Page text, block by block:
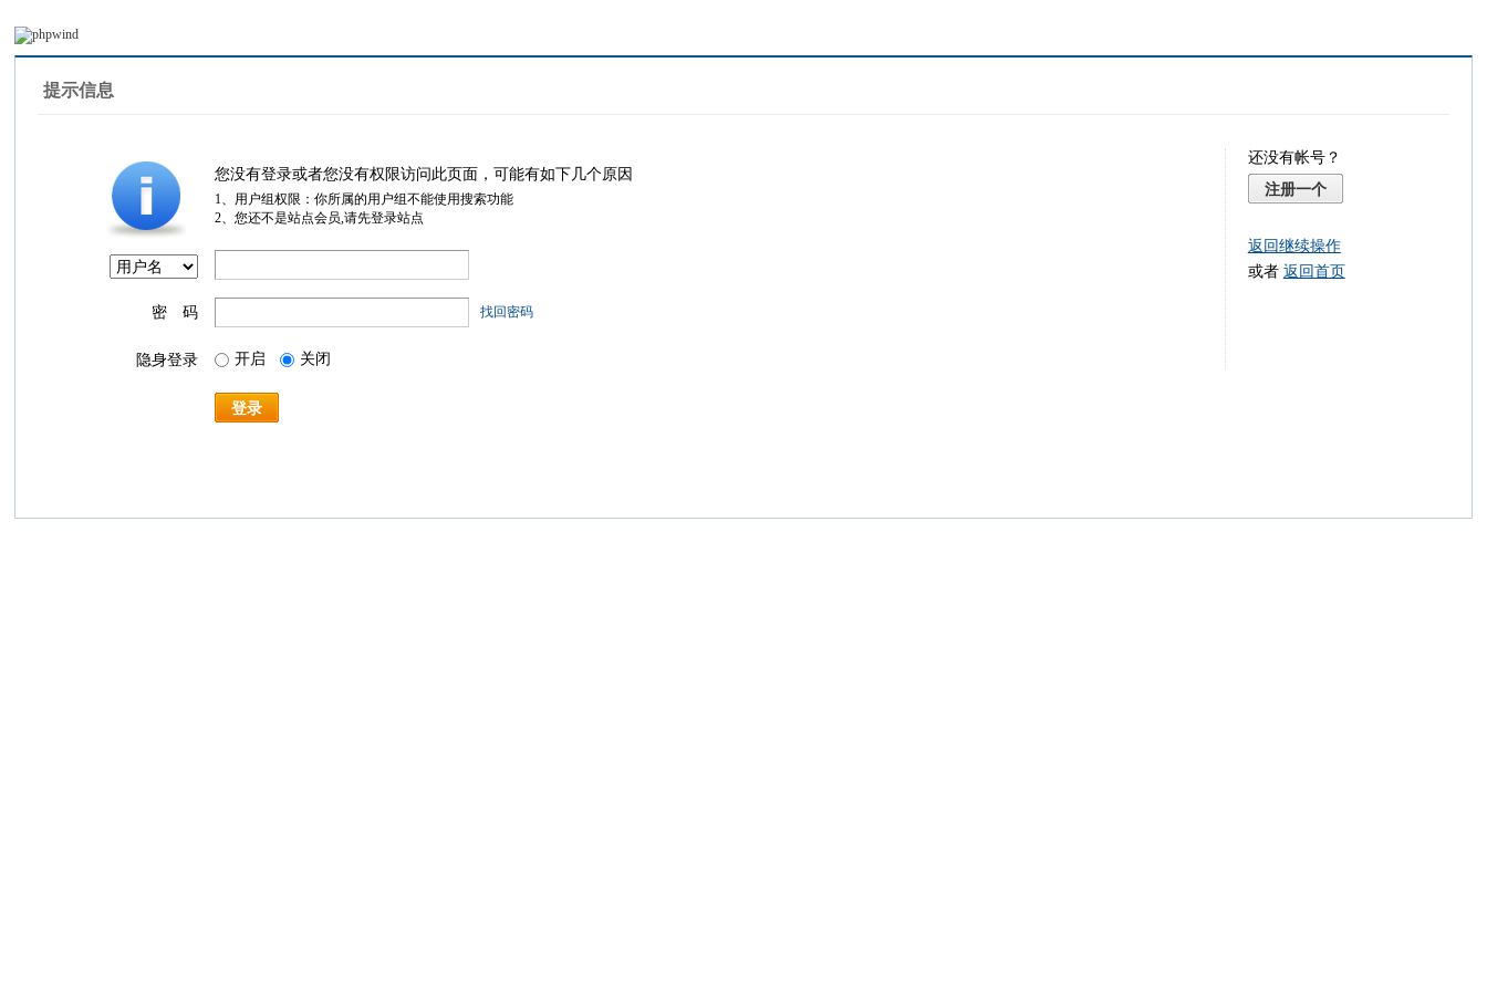
提示信息
您没有登录或者您没有权限访问此页面，可能有如下几个原因
1、用户组权限：你所属的用户组不能使用搜索功能
2、您还不是站点会员,请先登录站点
密 码 找回密码
隐身登录 开启 关闭
登录
还没有帐号？
注册一个
返回继续操作
或者 返回首页